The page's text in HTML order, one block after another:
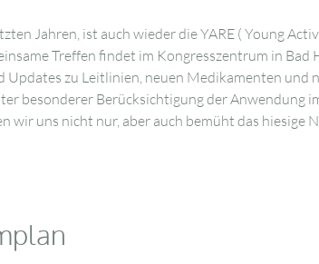
Jahren, ist auch wieder die YARE ( Young
Treffen findet im Kongresszentrum in Bad
Updates zu Leitlinien, neuen Medikamenten und
besonderer Berücksichtigung der Anwendung
wir uns nicht nur, aber auch bemüht das hiesige